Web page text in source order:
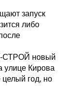
запуск
либо
СТРОЙ новый
улице Кирова
целый год, но